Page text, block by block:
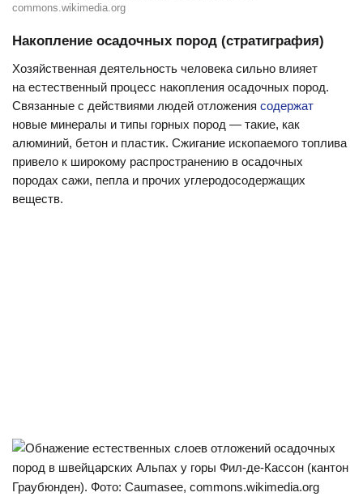
commons.wikimedia.org
Накопление осадочных пород (стратиграфия)
Хозяйственная деятельность человека сильно влияет
на естественный процесс накопления осадочных пород.
Связанные с действиями людей отложения содержат
новые минералы и типы горных пород — такие, как
алюминий, бетон и пластик. Сжигание ископаемого топлива
привело к широкому распространению в осадочных
породах сажи, пепла и прочих углеродосодержащих
веществ.